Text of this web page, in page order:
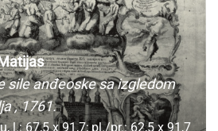
sile anđeoske sa izgledom
, 1761.
l.: 67,5 x 91,7; pl./pr.: 62,5 x 91,7